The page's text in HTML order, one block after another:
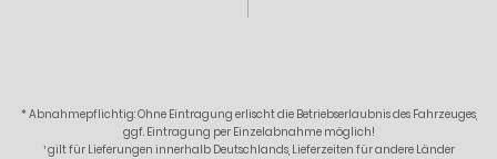
* Abnahmepflichtig: Ohne Eintragung erlischt die Betriebserlaubnis des Fahrzeuges,
ggf. Eintragung per Einzelabnahme möglich!
¹ gilt für Lieferungen innerhalb Deutschlands, Lieferzeiten für andere Länder